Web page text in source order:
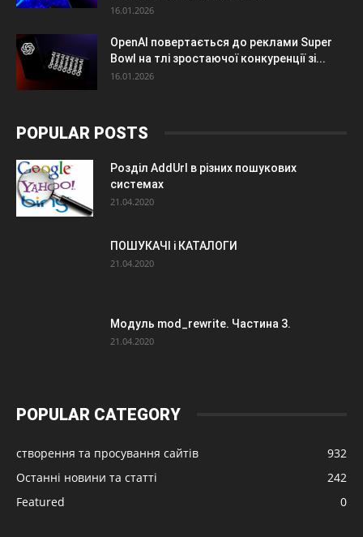
16.01.2026
OpenAI повертається до реклами Super
Bowl на тлі зростаючої конкуренції зі...
16.01.2026
POPULAR POSTS
Розділ AddUrl в різних пошукових
системах
21.04.2020
ПОШУКАЧІ і КАТАЛОГИ
21.04.2020
Модуль mod_rewrite. Частина 3.
21.04.2020
POPULAR CATEGORY
створення та просування сайтів
932
Останні новини та статті
242
Featured
0